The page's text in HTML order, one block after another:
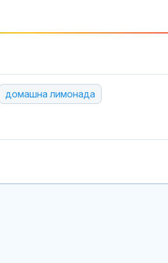
домашна лимонада